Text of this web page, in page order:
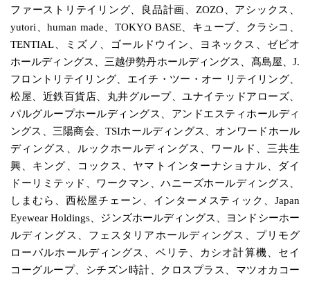
ファーストリテイリング、良品計画、ZOZO、アシックス、
yutori、human made、TOKYO BASE、キューブ、クラシコ、
TENTIAL、ミズノ、ゴールドウイン、ヨネックス、ゼビオ
ホールディングス、三越伊勢丹ホールディングス、髙島屋、J.
フロントリテイリング、エイチ・ツー・オー リテイリング、
松屋、近鉄百貨店、丸井グループ、ユナイテッドアローズ、
パルグループホールディングス、アンドエスティホールディ
ングス、三陽商会、TSIホールディングス、オンワードホール
ディングス、ルックホールディングス、ワールド、三共生
興、キング、コックス、ヤマトインターナショナル、ダイ
ドーリミテッド、ワークマン、ハニーズホールディングス、
しまむら、西松屋チェーン、インターメスティック、Japan
Eyewear Holdings、ジンズホールディングス、ヨンドシーホー
ルディングス、フェスタリアホールディングス、プリモグ
ローバルホールディングス、ベリテ、カシオ計算機、セイ
コーグループ、シチズン時計、クロスプラス、マツオカコー